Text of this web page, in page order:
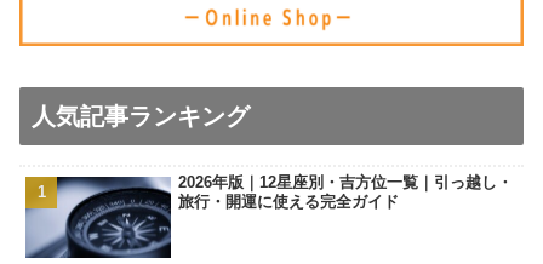
人気記事ランキング
2026年版｜12星座別・吉方位一覧｜引っ越し・
旅行・開運に使える完全ガイド